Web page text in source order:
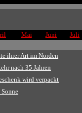
Mai Juni Juli
ihrer Art im Norden
nach 35 Jahren
wird verpackt